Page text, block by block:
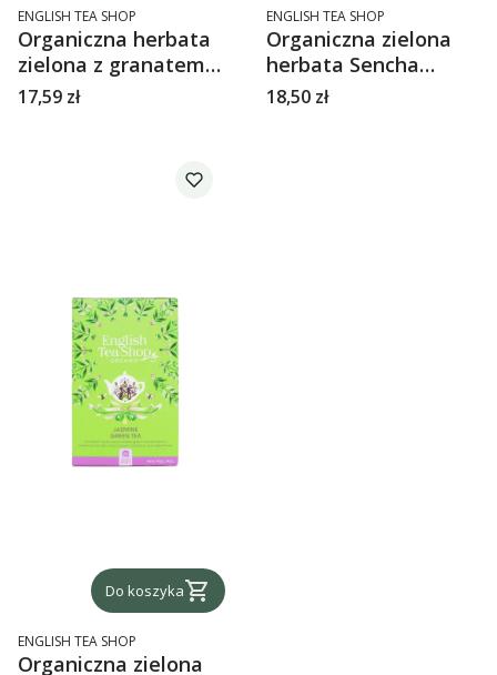
PRODUCENT
ENGLISH TEA SHOP
Organiczna herbata
zielona z granatem
English Tea Shop
Cena
17,59 zł
PRODUCENT
ENGLISH TEA SHOP
Organiczna zielona
herbata Sencha
English Tea Shop
Cena
18,50 zł
Do koszyka
PRODUCENT
ENGLISH TEA SHOP
Organiczna zielona